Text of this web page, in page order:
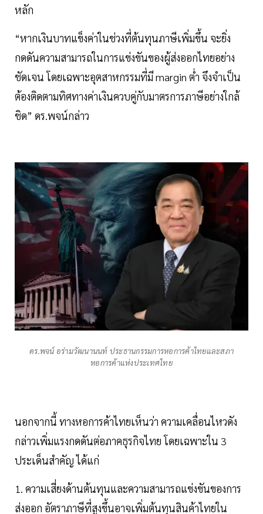
หลัก
“หากเงินบาทแข็งค่าในช่วงที่ต้นทุนภาษีเพิ่มขึ้น จะยิ่ง
กดดันความสามารถในการแข่งขันของผู้ส่งออกไทยอย่าง
ชัดเจน โดยเฉพาะอุตสาหกรรมที่มี margin ต่ำ จึงจำเป็น
ต้องติดตามทิศทางค่าเงินควบคู่กับมาตรการภาษีอย่างใกล้
ชิด” ดร.พจน์กล่าว
ดร.พจน์ อร่ามวัฒนานนท์ ประธานกรรมการหอการค้าไทยและสภา
หอการค้าแห่งประเทศไทย
นอกจากนี้ ทางหอการค้าไทยเห็นว่า ความเคลื่อนไหวดัง
กล่าวเพิ่มแรงกดดันต่อภาคธุรกิจไทย โดยเฉพาะใน 3
ประเด็นสำคัญ ได้แก่
1. ความเสี่ยงด้านต้นทุนและความสามารถแข่งขันของการ
ส่งออก อัตราภาษีที่สูงขึ้นอาจเพิ่มต้นทุนสินค้าไทยใน